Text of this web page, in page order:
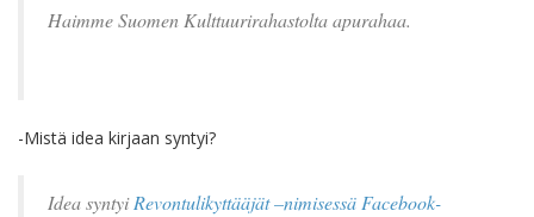
Haimme Suomen Kulttuurirahastolta apurahaa.
-Mistä idea kirjaan syntyi?
Idea syntyiRevontulikyttääjät –nimisessä Facebook-